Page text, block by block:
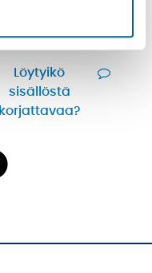
Löytyikö
sisällöstä
korjattavaa?